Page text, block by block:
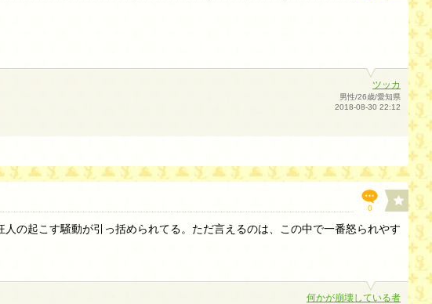
ツッカ
男性/26歳/愛知県
2018-08-30 22:12
0
の起こす騒動が引っ括められてる。ただ言えるのは、この中で一番怒られやす
何かが崩壊している者